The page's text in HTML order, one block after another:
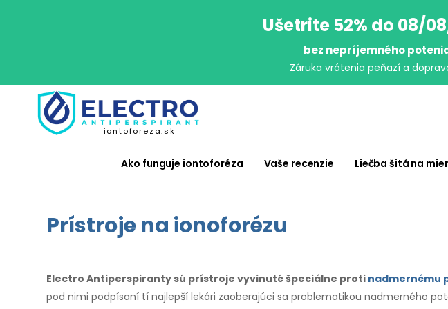
Ušetrite 52% do 08/
bez nepríjemného
Záruka vrátenia peňazí a
iontoforeza.sk
Ako funguje iontoforéza Vaše recenzie Liečba šitá na
Prístroje na ionoforézu
Electro Antiperspiranty sú prístroje vyvinuté špeciálne proti nadmernému
pod nimi podpísaní tí najlepší lekári zaoberajúci sa problematikou nadmerného